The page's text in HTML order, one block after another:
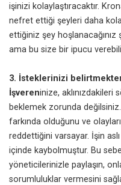
işinizi kolaylaştıracaktır.
nefret ettiği şeyleri daha
ettiğiniz şey
ama bu size bir ipucu
3. İsteklerinizi
İşvereninize, aklınızdakileri
beklemek zorunda
farkında olduğunu ve
reddettiğini varsayar. İşin
içinde kaybolmuştur. Bu
yönetici lerinizle paylaşın,
sorumluluklar vermesini